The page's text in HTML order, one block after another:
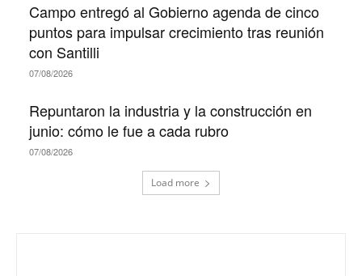
Campo entregó al Gobierno agenda de cinco
puntos para impulsar crecimiento tras reunión
con Santilli
07/08/2026
Repuntaron la industria y la construcción en
junio: cómo le fue a cada rubro
07/08/2026
Load more